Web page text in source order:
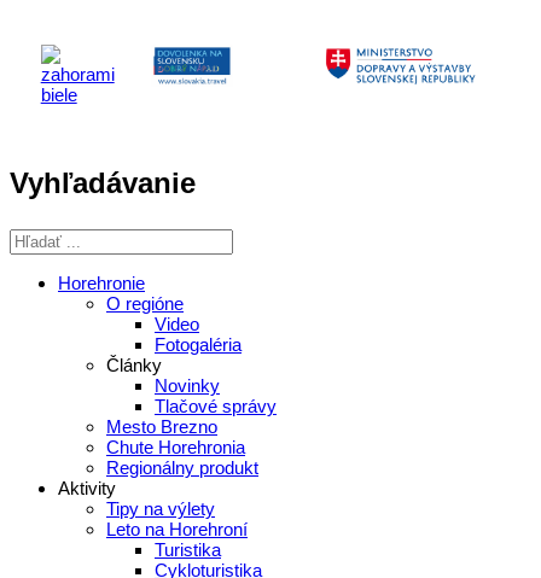
Vyhľadávanie
Horehronie
O regióne
Video
Fotogaléria
Články
Novinky
Tlačové správy
Mesto Brezno
Chute Horehronia
Regionálny produkt
Aktivity
Tipy na výlety
Leto na Horehroní
Turistika
Cykloturistika